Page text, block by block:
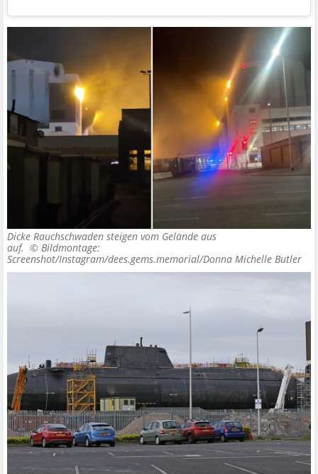
Dicke Rauchschwaden steigen vom Gelände aus
auf. © Bildmontage:
Screenshot/Instagram/dees.gems.memorial/Donna Michelle Butler